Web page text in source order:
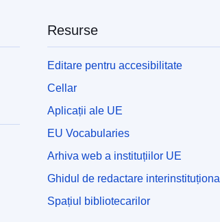
Resurse
Editare pentru accesibilitate
Cellar
Aplicații ale UE
EU Vocabularies
Arhiva web a instituțiilor UE
Ghidul de redactare interinstituțional
Spațiul bibliotecarilor